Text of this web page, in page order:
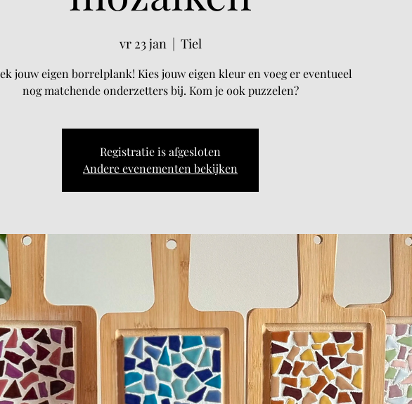
vr 23 jan
  |
Tiel
jouw eigen borrelplank! Kies jouw eigen kleur en voeg er eventueel
nog matchende onderzetters bij. Kom je ook puzzelen?
Registratie is afgesloten
Andere evenementen bekijken